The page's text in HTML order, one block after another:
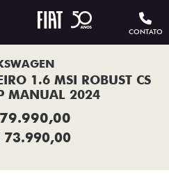
CONTATO
1.6 MSI ROBUST CS
MANUAL 2024
73.990,00